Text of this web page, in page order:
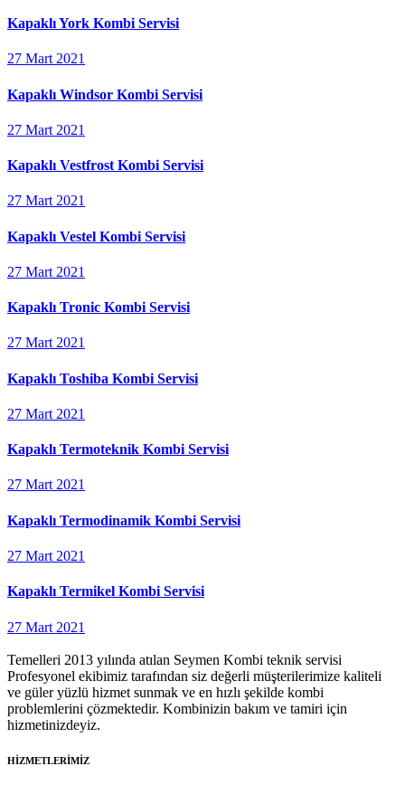
Kapaklı York Kombi Servisi
27 Mart 2021
Kapaklı Windsor Kombi Servisi
27 Mart 2021
Kapaklı Vestfrost Kombi Servisi
27 Mart 2021
Kapaklı Vestel Kombi Servisi
27 Mart 2021
Kapaklı Tronic Kombi Servisi
27 Mart 2021
Kapaklı Toshiba Kombi Servisi
27 Mart 2021
Kapaklı Termoteknik Kombi Servisi
27 Mart 2021
Kapaklı Termodinamik Kombi Servisi
27 Mart 2021
Kapaklı Termikel Kombi Servisi
27 Mart 2021
Temelleri 2013 yılında atılan Seymen Kombi teknik servisi
Profesyonel ekibimiz tarafından siz değerli müşterilerimize kaliteli
ve güler yüzlü hizmet sunmak ve en hızlı şekilde kombi
problemlerini çözmektedir. Kombinizin bakım ve tamiri için
hizmetinizdeyiz.
HİZMETLERİMİZ